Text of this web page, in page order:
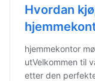
Hvordan
hjemmekontor
utVelkommen til
etter den